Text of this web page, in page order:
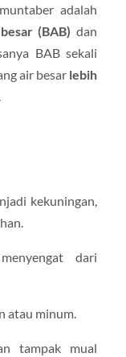
adalah
(BAB) dan
BAB sekali
air besar lebih
kekuningan,
dari
atau minum.
tampak mual